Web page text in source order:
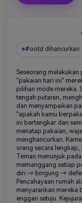
#ootd dihancurkan
Seseorang melakukan
"pakaian hari ini"
pilihan mode mereka.
tengah putaran,
dan menyampaikan
"apakah kamu
ini bertengkar dan
menatap pakaian,
menghancurkan.
orang secara
Teman menunjuk
memanggang setiap
diri → bingung →
Pencahayaan rumah
menyarankan mereka
enggan setuju.